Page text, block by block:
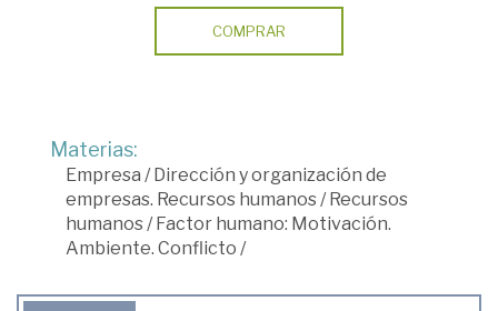
COMPRAR
Materias:
Empresa /Dirección y organización de
empresas. Recursos humanos/Recursos
humanos/Factor humano: Motivación.
Ambiente. Conflicto /